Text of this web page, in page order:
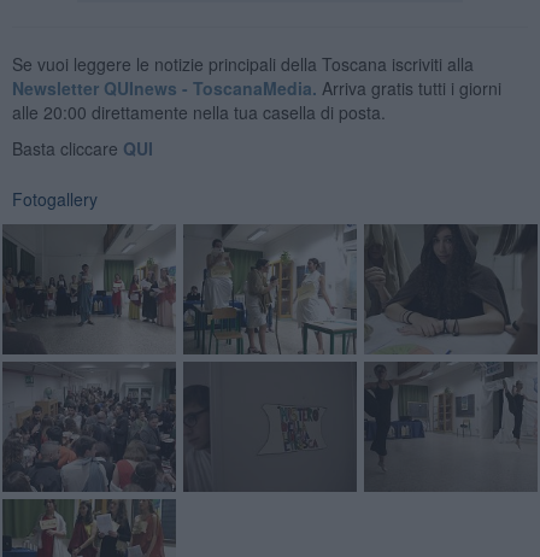
Se vuoi leggere le notizie principali della Toscana iscriviti alla
Newsletter QUInews - ToscanaMedia. Arriva gratis tutti i giorni
alle 20:00 direttamente nella tua casella di posta.
Basta cliccare QUI
Fotogallery